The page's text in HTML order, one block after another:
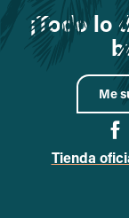
¡Todo lo
Me
Tienda